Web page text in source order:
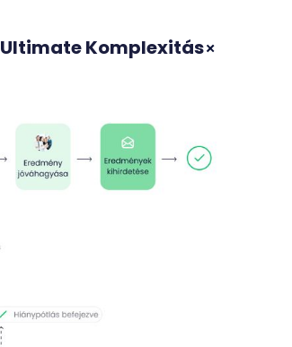
Ultimate Komplexitás+